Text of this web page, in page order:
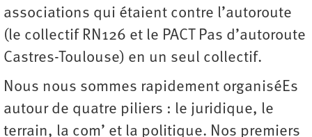
associations qui étaient contre l’autoroute
(le collectif RN126 et le PACT Pas d’autoroute
Castres-Toulouse) en un seul collectif.
Nous nous sommes rapidement organiséEs
autour de quatre piliers : le juridique, le
terrain, la com’ et la politique. Nos premiers